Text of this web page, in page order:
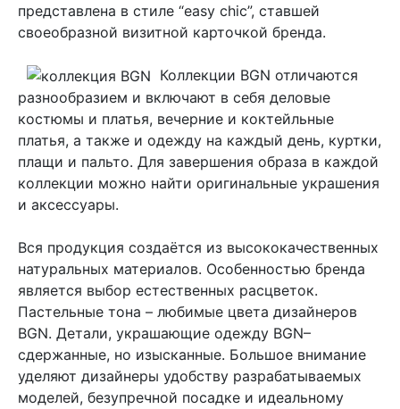
представлена в стиле “easy chic”, ставшей
своеобразной визитной карточкой бренда.
Коллекции BGN отличаются
разнообразием и включают в себя деловые
костюмы и платья, вечерние и коктейльные
платья, а также и одежду на каждый день, куртки,
плащи и пальто. Для завершения образа в каждой
коллекции можно найти оригинальные украшения
и аксессуары.
Вся продукция создаётся из высококачественных
натуральных материалов. Особенностью бренда
является выбор естественных расцветок.
Пастельные тона – любимые цвета дизайнеров
BGN. Детали, украшающие одежду BGN–
сдержанные, но изысканные. Большое внимание
уделяют дизайнеры удобству разрабатываемых
моделей, безупречной посадке и идеальному